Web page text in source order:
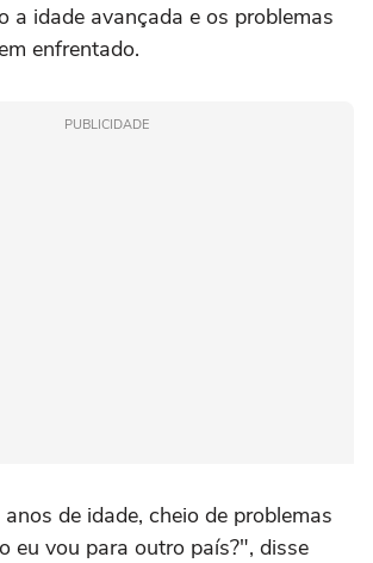
a idade avançada e os problemas
enfrentado.
PUBLICIDADE
de idade, cheio de problemas
eu vou para outro país?", disse